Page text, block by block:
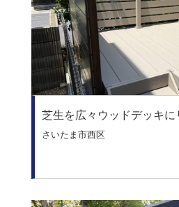
芝生を広々ウッドデッキに
さいたま市西区